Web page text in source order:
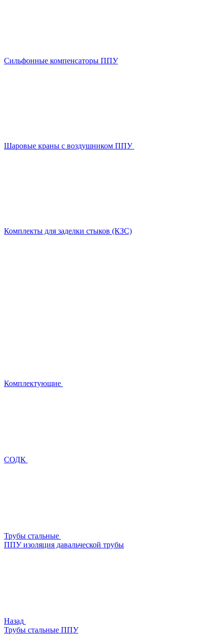
Сильфонные компенсаторы ППУ
Шаровые краны с воздушником ППУ
Комплекты для заделки стыков (КЗС)
Комплектующие
СОДК
Трубы стальные
ППУ изоляция давальческой трубы
Назад
Трубы стальные ППУ